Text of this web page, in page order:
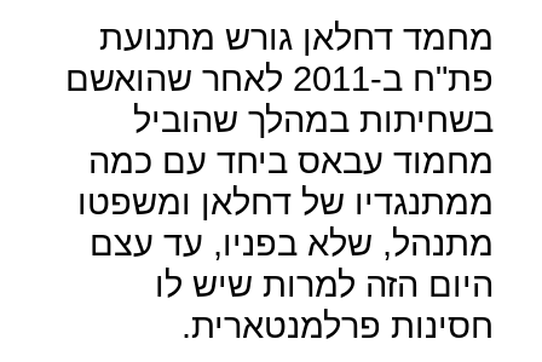
מחמד דחלאן גורש מתנועת
פת"ח ב-2011 לאחר שהואשם
בשחיתות במהלך שהוביל
מחמוד עבאס ביחד עם כמה
ממתנגדיו של דחלאן ומשפטו
מתנהל, שלא בפניו, עד עצם
היום הזה למרות שיש לו
חסינות פרלמנטארית.